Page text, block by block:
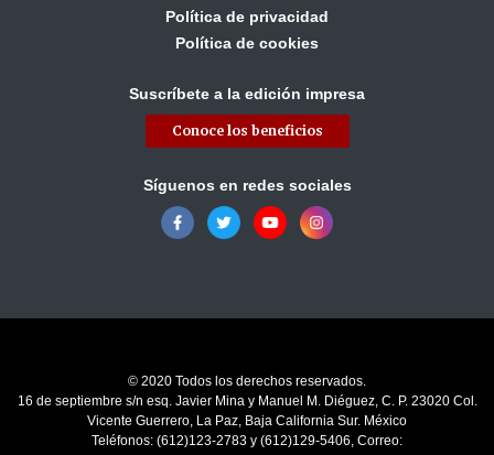
Política de privacidad
Política de cookies
Suscríbete a la edición impresa
Conoce los beneficios
Síguenos en redes sociales
© 2020 Todos los derechos reservados.
16 de septiembre s/n esq. Javier Mina y Manuel M. Diéguez, C. P. 23020 Col.
Vicente Guerrero, La Paz, Baja California Sur. México
Teléfonos: (612)123-2783 y (612)129-5406, Correo: